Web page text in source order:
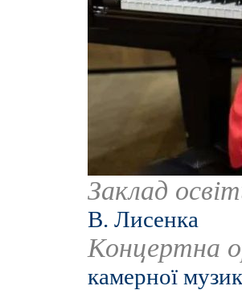
Заклад
В. Лисенка
Концертна
камерної